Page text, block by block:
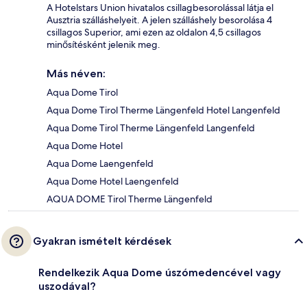
A Hotelstars Union hivatalos csillagbesorolással látja el
Ausztria szálláshelyeit. A jelen szálláshely besorolása 4
csillagos Superior, ami ezen az oldalon 4,5 csillagos
minősítésként jelenik meg.
Más néven:
Aqua Dome Tirol
Aqua Dome Tirol Therme Längenfeld Hotel Langenfeld
Aqua Dome Tirol Therme Längenfeld Langenfeld
Aqua Dome Hotel
Aqua Dome Laengenfeld
Aqua Dome Hotel Laengenfeld
AQUA DOME Tirol Therme Längenfeld
Gyakran ismételt kérdések
Rendelkezik Aqua Dome úszómedencével vagy
uszodával?